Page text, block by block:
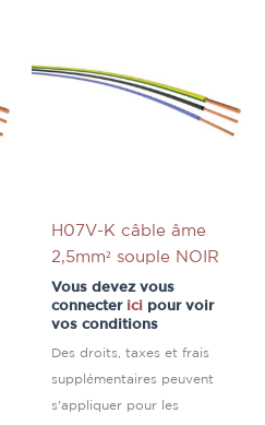
H07V-K câble âme
2,5mm² souple NOIR
Vous devez vous
connecter ici pour voir
vos conditions
Des droits, taxes et frais
supplémentaires peuvent
s'appliquer pour les